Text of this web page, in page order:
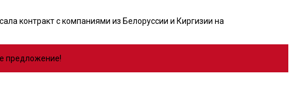
контракт с компаниями из Белоруссии и Киргизии на
предложение!